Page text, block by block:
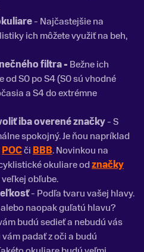
- Najčastejšie na
ich môžete využiť na beh,
filtra - Bežne ich
od S0 po S4 (S0 sú vhodné
a S4 do extrémne
iba overené značky- S
spokojný. Je ňou napríklad
POCči BBB. Novinkou na
okuliare odznačky
obľube.
- Podľa tvaru vašej hlavy.
naopak guľatú hlavu?
budú sedieť a nebudú vás
padať z oči a budú